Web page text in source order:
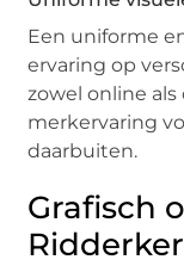
Een uniforme
ervaring op
zowel online
merkervaring
daarbuiten.
Grafisch